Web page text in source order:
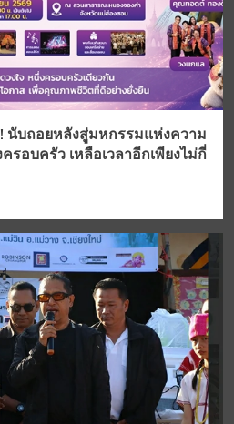
นับถอยหลังสู่มหกรรมแห่งความ
อบครัว เหลือเวลาอีกเพียงไม่กี่